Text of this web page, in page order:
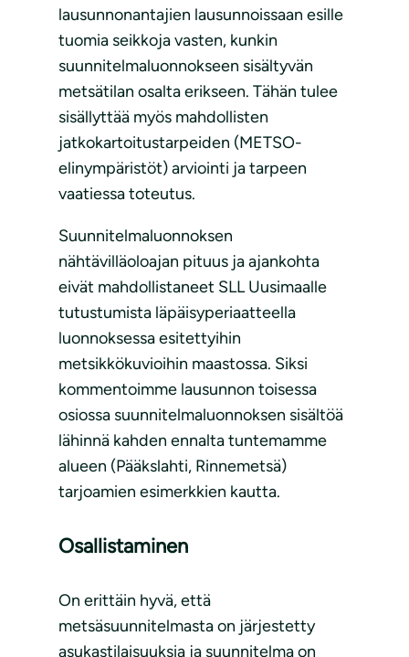
lausunnonantajien lausunnoissaan esille
tuomia seikkoja vasten, kunkin
suunnitelmaluonnokseen sisältyvän
metsätilan osalta erikseen. Tähän tulee
sisällyttää myös mahdollisten
jatkokartoitustarpeiden (METSO-
elinympäristöt) arviointi ja tarpeen
vaatiessa toteutus.
Suunnitelmaluonnoksen
nähtävilläoloajan pituus ja ajankohta
eivät mahdollistaneet SLL Uusimaalle
tutustumista läpäisyperiaatteella
luonnoksessa esitettyihin
metsikkökuvioihin maastossa. Siksi
kommentoimme lausunnon toisessa
osiossa suunnitelmaluonnoksen sisältöä
lähinnä kahden ennalta tuntemamme
alueen (Pääkslahti, Rinnemetsä)
tarjoamien esimerkkien kautta.
Osallistaminen
On erittäin hyvä, että
metsäsuunnitelmasta on järjestetty
asukastilaisuuksia ja suunnitelma on